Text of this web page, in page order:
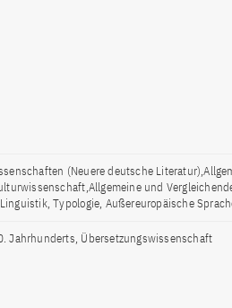
(Neuere deutsche
und
Typologie, Außereuropäische
Jahrhunderts, Übersetzungswissenschaft